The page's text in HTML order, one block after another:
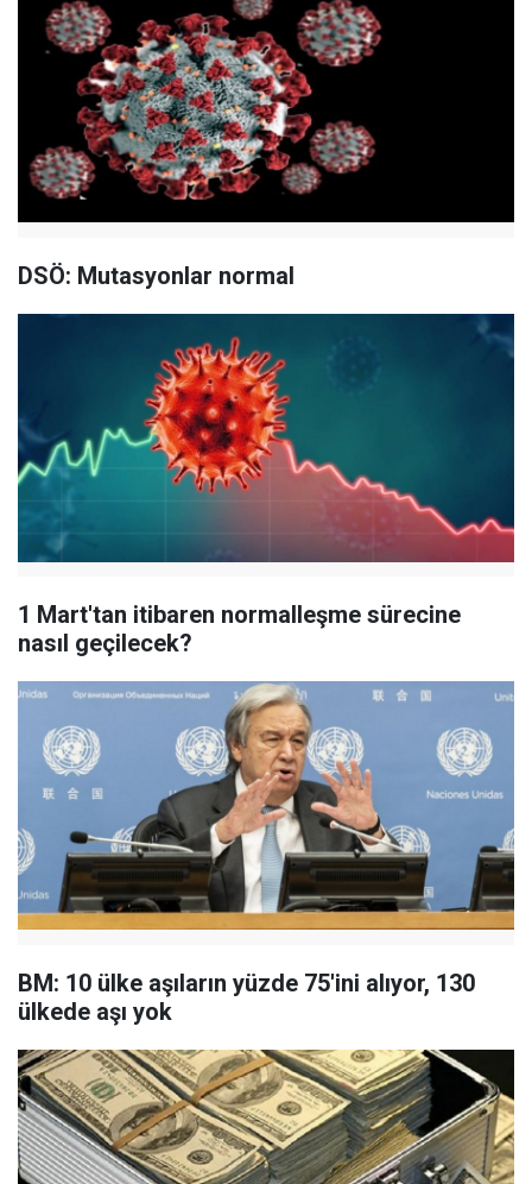
DSÖ: Mutasyonlar normal
1 Mart'tan itibaren normalleşme sürecine
nasıl geçilecek?
BM: 10 ülke aşıların yüzde 75'ini alıyor, 130
ülkede aşı yok